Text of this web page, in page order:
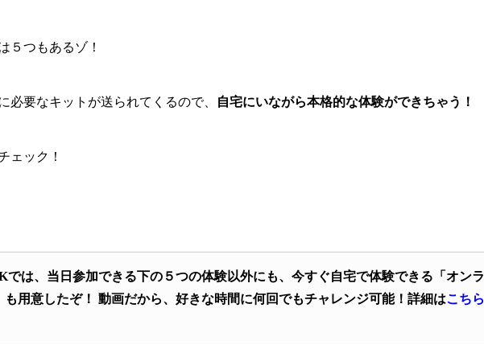
５つもあるゾ！
必要なキットが送られてくるので、 自宅にいながら本格的な体験ができちゃう！
ェック！
では、当日参加できる下の５つの体験以外にも、今すぐ自宅で体験できる「オンラ
も用意したぞ！ 動画だから、好きな時間に何回でもチャレンジ可能！詳細はこちら